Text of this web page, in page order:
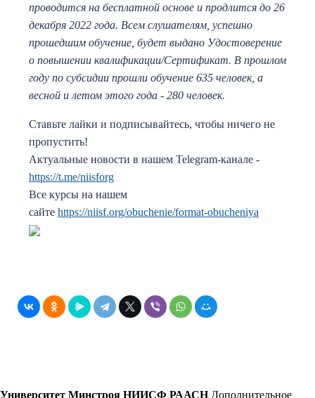
проводится на бесплатной основе и продлится до 26
декабря 2022 года. Всем слушателям, успешно
прошедшим обучение, будет выдано Удостоверение
о повышении квалификации/Сертификат. В прошлом
году по субсидии прошли обучение 635 человек, а
весной и летом этого года - 280 человек.
Ставьте лайки и подписывайтесь, чтобы ничего не
пропустить!
Актуальные новости в нашем Telegram-канале -
https://t.me/niisforg
Все курсы на нашем
сайте https://niisf.org/obuchenie/format-obucheniya
Университет Минстроя НИИСФ РААСН Дополнительное